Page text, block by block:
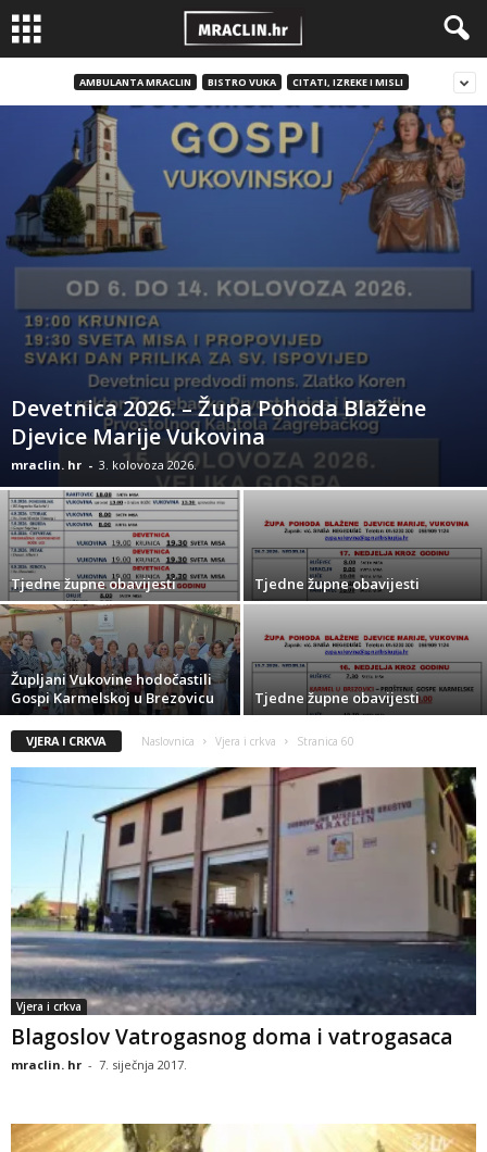
AMBULANTA MRACLIN BISTRO VUKA CITATI, IZREKE I MISLI
Devetnica 2026. – Župa Pohoda Blažene
Djevice Marije Vukovina
mraclin. hr - 3. kolovoza 2026.
Tjedne župne obavijesti Tjedne župne obavijesti
Župljani Vukovine hodočastili
Gospi Karmelskoj u Brezovicu
Tjedne župne obavijesti
VJERA I CRKVA Naslovnica Vjera i crkva Stranica 60
Vjera i crkva
Blagoslov Vatrogasnog doma i vatrogasaca
mraclin. hr - 7. siječnja 2017.